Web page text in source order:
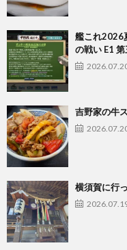
艦これ2026
の戦い E1
吉野家の牛
横須賀に行